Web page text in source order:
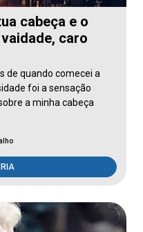
cabeça e o
caro
de quando comecei a
foi a sensação
a minha cabeça